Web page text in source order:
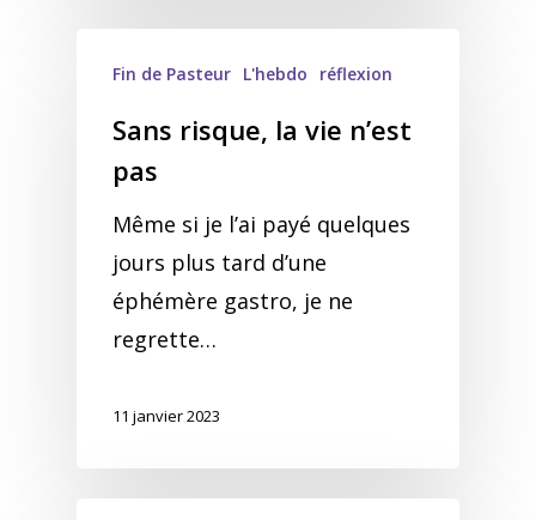
Fin de Pasteur L'hebdo réflexion
Sans risque, la vie n’est
pas
Même si je l’ai payé quelques
jours plus tard d’une
éphémère gastro, je ne
regrette…
11 janvier 2023